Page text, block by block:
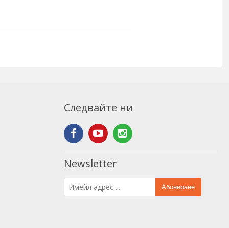
Следвайте ни
Newsletter
Абониране